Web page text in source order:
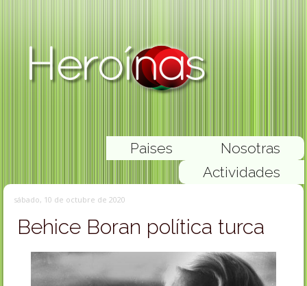
Nosotras
Paises
Actividades
sábado, 10 de octubre de 2020
Behice Boran política turca